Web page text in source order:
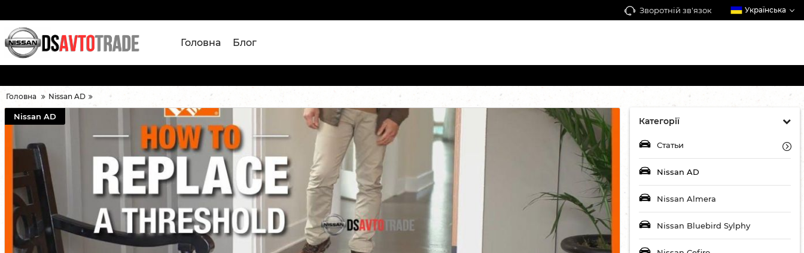
Зворотній зв'язок Українська
Головна Блог
Головна Nissan AD
Категорії
Статьи
Nissan AD
Nissan Almera
Nissan Bluebird Sylphy
Nissan AD